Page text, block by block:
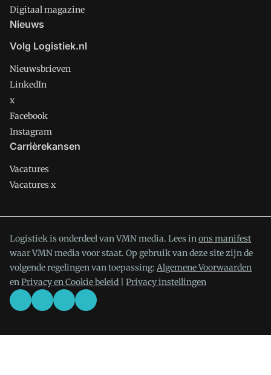
Digitaal magazine
Nieuws
Volg Logistiek.nl
Nieuwsbrieven
LinkedIn
x
Facebook
Instagram
Carrièrekansen
Vacatures
Vacatures x
Logistiek is onderdeel van VMN media. Lees inons manifest
waar VMN media voor staat. Op gebruik van deze site zijn de
volgende regelingen van toepassing: Algemene Voorwaarden
enPrivacy en Cookie beleid Privacy instellingen